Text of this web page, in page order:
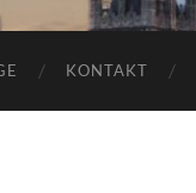
KONTAKT